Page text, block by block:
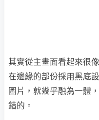
其實從主畫面看起來很
在邊緣的部份採用黑底
圖片，就幾乎融為一體
錯的。